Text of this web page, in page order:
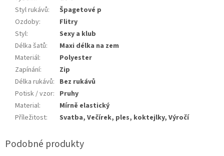
Styl rukávů:
Špagetové p
Ozdoby:
Flitry
Styl:
Sexy a klub
Délka šatů:
Maxi délka na zem
Materiál:
Polyester
Zapínání:
Zip
Délka rukávů: Bez rukávů
Potisk / vzor: Pruhy
Material:
Mírně elastický
Příležitost: Svatba, Večírek, ples, koktejlky, Výročí